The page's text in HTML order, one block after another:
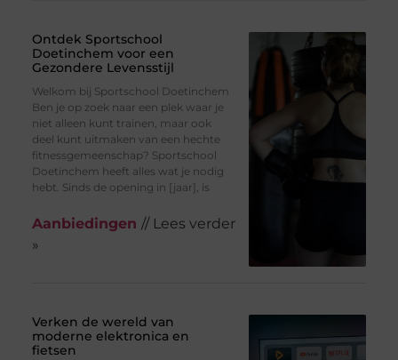
Ontdek Sportschool
Doetinchem voor een
Gezondere Levensstijl
Welkom bij Sportschool Doetinchem
Ben je op zoek naar een plek waar je
niet alleen kunt trainen, maar ook
deel kunt uitmaken van een hechte
fitnessgemeenschap? Sportschool
Doetinchem heeft alles wat je nodig
hebt. Sinds de opening in [jaar], is
Aanbiedingen // Lees verder
»
Verken de wereld van
moderne elektronica en
fietsen